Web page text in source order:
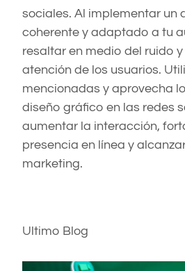
sociales. Al implementar un
coherente y adaptado a tu
resaltar en medio del ruido
atención de los usuarios.
mencionadas y aprovecha
diseño gráfico en las redes
aumentar la interacción,
presencia en línea y
marketing.
Ultimo Blog